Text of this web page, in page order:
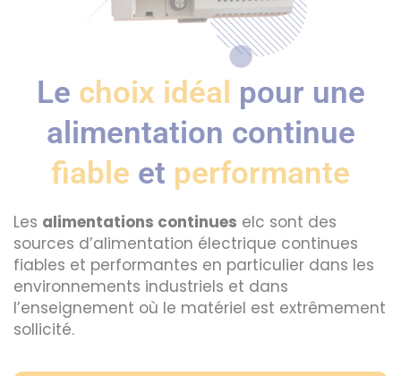
Le choix idéal pour une
alimentation continue
fiable et performante
Les alimentations continues elc sont des
sources d’alimentation électrique continues
fiables et performantes en particulier dans les
environnements industriels et dans
l’enseignement où le matériel est extrêmement
sollicité.